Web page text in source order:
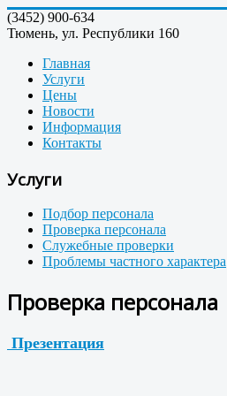
(3452) 900-634
Тюмень, ул. Республики 160
Главная
Услуги
Цены
Новости
Информация
Контакты
Услуги
Подбор персонала
Проверка персонала
Служебные проверки
Проблемы частного характера
Проверка персонала
Презентация